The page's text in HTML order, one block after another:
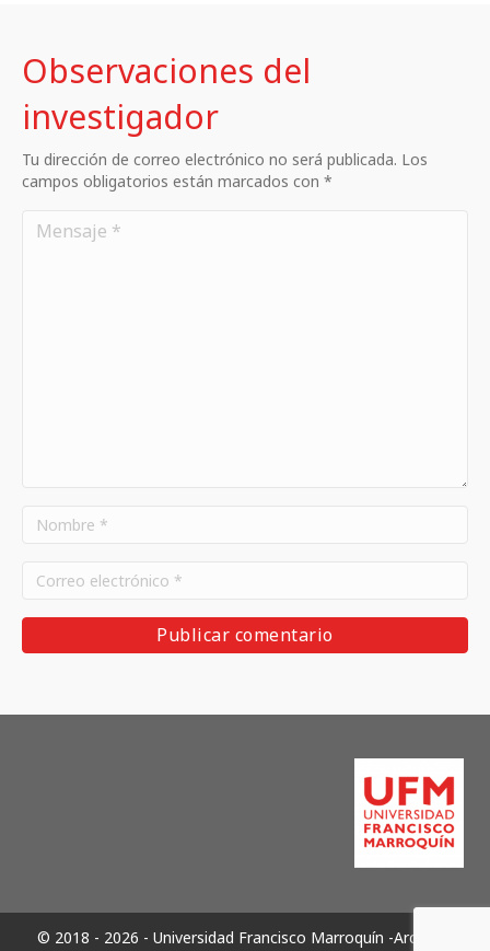
Observaciones del
investigador
Tu dirección de correo electrónico no será publicada. Los
campos obligatorios están marcados con *
© 2018 - 2026 - Universidad Francisco Marroquín -Archivos